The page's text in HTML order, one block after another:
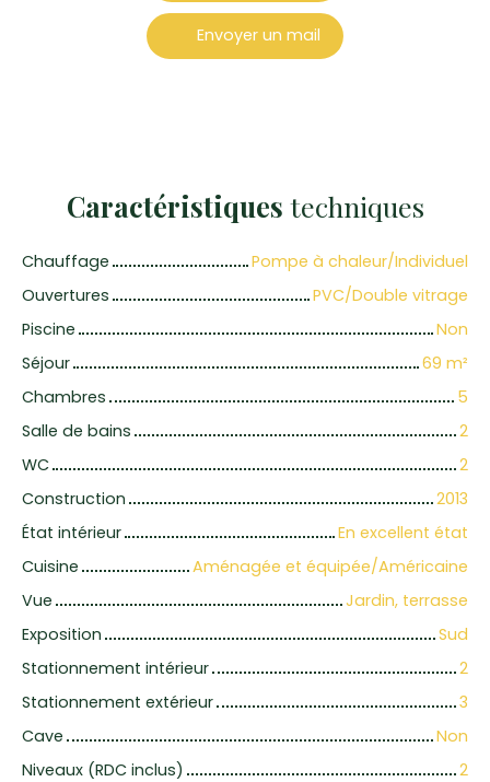
Envoyer un mail
Caractéristiques techniques
Chauffage
Pompe à chaleur/Individuel
Ouvertures
PVC/Double vitrage
Piscine
Non
Séjour
69 m²
Chambres
5
Salle de bains
2
WC
2
Construction
2013
État intérieur
En excellent état
Cuisine
Aménagée et équipée/Américaine
Vue
Jardin, terrasse
Exposition
Sud
Stationnement intérieur
2
Stationnement extérieur
3
Cave
Non
Niveaux (RDC inclus)
2